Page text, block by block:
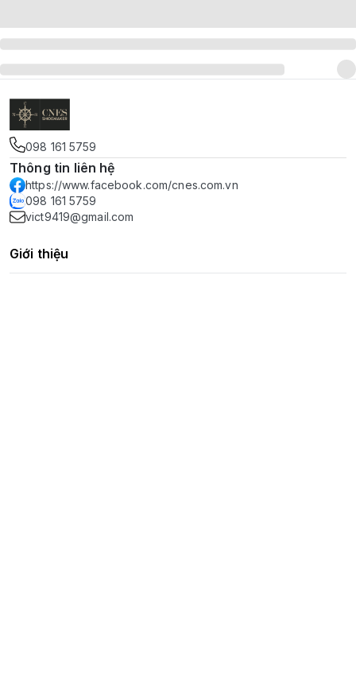
098 161 5759
Thông tin liên hệ
https://www.facebook.com/cnes.com.vn
098 161 5759
vict9419@gmail.com
Giới thiệu